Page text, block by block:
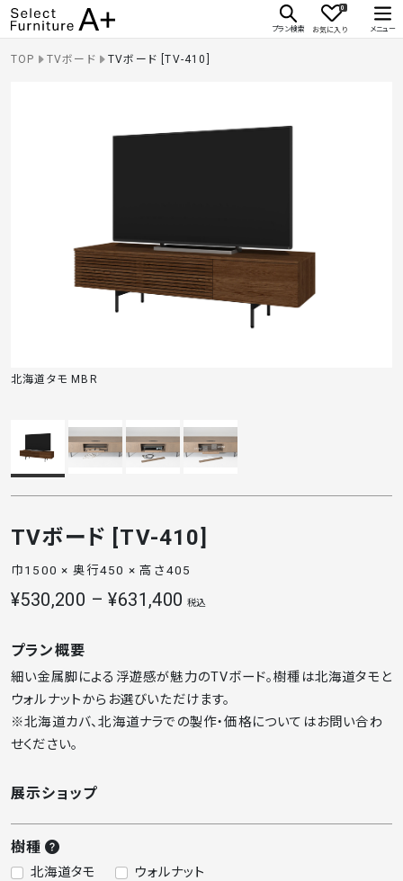
Select Furniture A+
プラン検索 メニュー
0
お気に入り
TOP TVボード TVボード [TV-410]
北海道タモ MBR
TVボード [TV-410]
巾1500 × 奥行450 × 高さ405
¥530,200 – ¥631,400 税込
プラン概要
細い金属脚による浮遊感が魅力のTVボード。樹種は北海道タモと
ウォルナットからお選びいただけます。
※北海道カバ、北海道ナラでの製作・価格についてはお問い合わ
せください。
展示ショップ
樹種
北海道タモ ウォルナット